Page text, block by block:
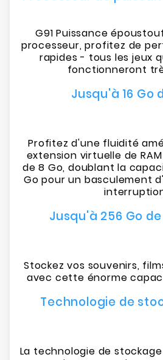
G91 Puissance
processeur, profitez de
rapides - tous les jeux
fonctionneront
Jusqu'à 16 Go
Profitez d'une fluidité
extension virtuelle de
de 8 Go, doublant la
Go pour un basculement
Jusqu'à 256 Go
Stockez vos souvenirs,
avec cette énorme
Technologie de
La technologie de